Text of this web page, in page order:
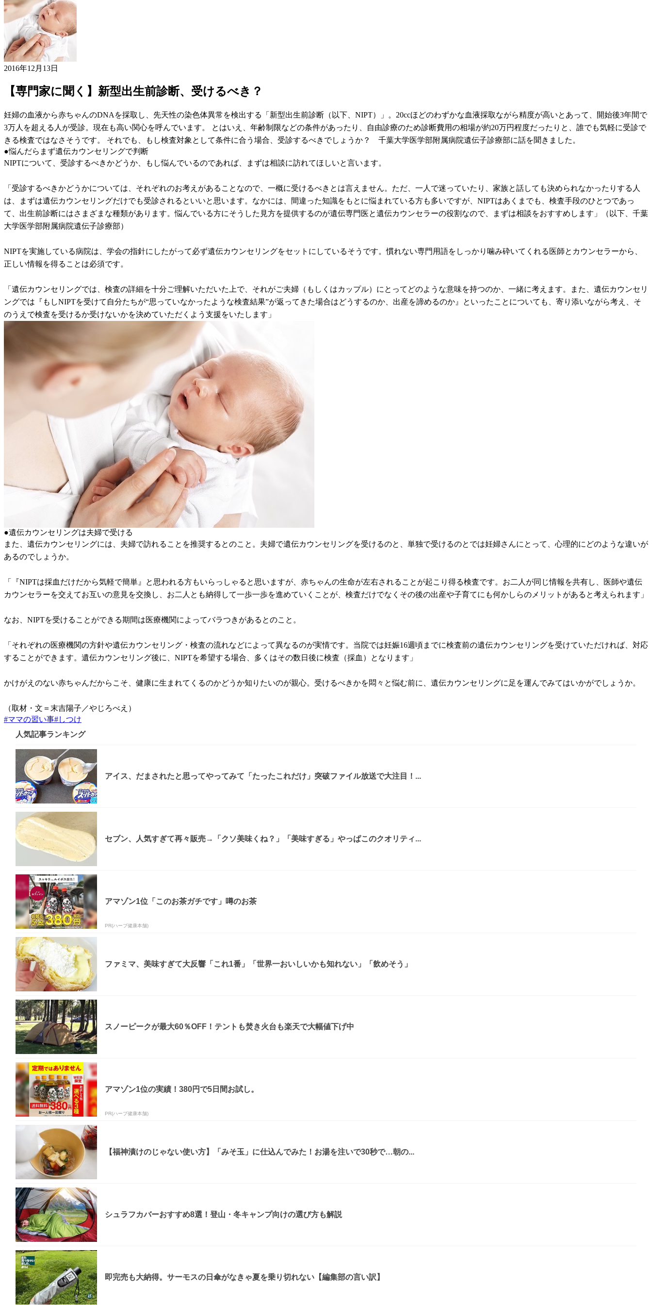
2016年12月13日
【専門家に聞く】新型出生前診断‎、受けるべき？
妊婦の血液から赤ちゃんのDNAを採取し、先天性の染色体異常を検出する「新型出生前診断（以下、NIPT）」。20ccほどのわずかな血液採取ながら精度が高いとあって、開始後3年間で
3万人を超える人が受診。現在も高い関心を呼んでいます。 とはいえ、年齢制限などの条件があったり、自由診療のため診断費用の相場が約20万円程度だったりと、誰でも気軽に受診で
きる検査ではなさそうです。 それでも、もし検査対象として条件に合う場合、受診するべきでしょうか？ 千葉大学医学部附属病院遺伝子診療部に話を聞きました。
●悩んだらまず遺伝カウンセリングで判断
NIPTについて、受診するべきかどうか、もし悩んでいるのであれば、まずは相談に訪れてほしいと言います。
「受診するべきかどうかについては、それぞれのお考えがあることなので、一概に受けるべきとは言えません。ただ、一人で迷っていたり、家族と話しても決められなかったりする人
は、まずは遺伝カウンセリングだけでも受診されるといいと思います。なかには、間違った知識をもとに悩まれている方も多いですが、NIPTはあくまでも、検査手段のひとつであっ
て、出生前診断にはさまざまな種類があります。悩んでいる方にそうした見方を提供するのが遺伝専門医と遺伝カウンセラーの役割なので、まずは相談をおすすめします」（以下、千葉
大学医学部附属病院遺伝子診療部）
NIPTを実施している病院は、学会の指針にしたがって必ず遺伝カウンセリングをセットにしているそうです。慣れない専門用語をしっかり噛み砕いてくれる医師とカウンセラーから、
正しい情報を得ることは必須です。
「遺伝カウンセリングでは、検査の詳細を十分ご理解いただいた上で、それがご夫婦（もしくはカップル）にとってどのような意味を持つのか、一緒に考えます。また、遺伝カウンセリ
ングでは『もしNIPTを受けて自分たちが“思っていなかったような検査結果”が返ってきた場合はどうするのか、出産を諦めるのか』といったことについても、寄り添いながら考え、そ
のうえで検査を受けるか受けないかを決めていただくよう支援をいたします」
●遺伝カウンセリングは夫婦で受ける
また、遺伝カウンセリングには、夫婦で訪れることを推奨するとのこと。夫婦で遺伝カウンセリングを受けるのと、単独で受けるのとでは妊婦さんにとって、心理的にどのような違いが
あるのでしょうか。
「『NIPTは採血だけだから気軽で簡単』と思われる方もいらっしゃると思いますが、赤ちゃんの生命が左右されることが起こり得る検査です。お二人が同じ情報を共有し、医師や遺伝
カウンセラーを交えてお互いの意見を交換し、お二人とも納得して一歩一歩を進めていくことが、検査だけでなくその後の出産や子育てにも何かしらのメリットがあると考えられます」
なお、NIPTを受けることができる期間は医療機関によってバラつきがあるとのこと。
「それぞれの医療機関の方針や遺伝カウンセリング・検査の流れなどによって異なるのが実情です。当院では妊娠16週頃までに検査前の遺伝カウンセリングを受けていただければ、対応
することができます。遺伝カウンセリング後に、NIPTを希望する場合、多くはその数日後に検査（採血）となります」
かけがえのない赤ちゃんだからこそ、健康に生まれてくるのかどうか知りたいのが親心。受けるべきかを悶々と悩む前に、遺伝カウンセリングに足を運んでみてはいかがでしょうか。
（取材・文＝末吉陽子／やじろべえ）
#ママの習い事#しつけ
人気記事ランキング
アイス、だまされたと思ってやってみて「たったこれだけ」突破ファイル放送で大注目！...
セブン、人気すぎて再々販売→「クソ美味くね？」「美味すぎる」やっぱこのクオリティ...
アマゾン1位「このお茶ガチです」噂のお茶
PR(ハーブ健康本舗)
ファミマ、美味すぎて大反響「これ1番」「世界一おいしいかも知れない」「飲めそう」
スノーピークが最大60％OFF！テントも焚き火台も楽天で大幅値下げ中
アマゾン1位の実績！380円で5日間お試し。
PR(ハーブ健康本舗)
【福神漬けのじゃない使い方】「みそ玉」に仕込んでみた！お湯を注いで30秒で…朝の...
シュラフカバーおすすめ8選！登山・冬キャンプ向けの選び方も解説
即完売も大納得。サーモスの日傘がなきゃ夏を乗り切れない【編集部の言い訳】